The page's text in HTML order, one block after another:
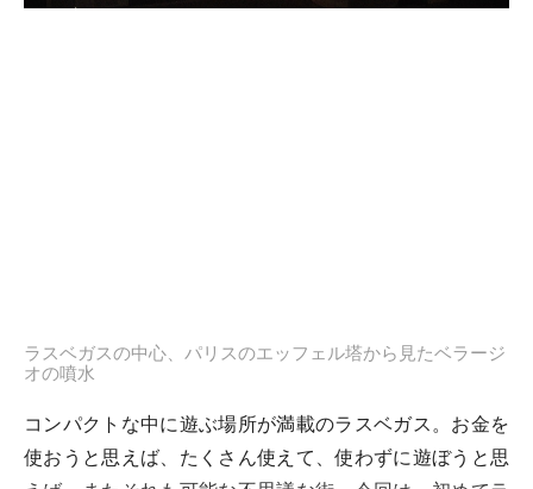
ラスベガスの中心、パリスのエッフェル塔から見たベラージ
オの噴水
コンパクトな中に遊ぶ場所が満載のラスベガス。お金を
使おうと思えば、たくさん使えて、使わずに遊ぼうと思